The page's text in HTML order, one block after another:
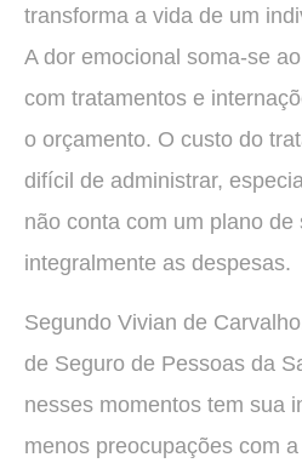
transforma a vida de um
A dor emocional soma-se
com tratamentos e
o orçamento. O custo do
difícil de administrar,
não conta com um plano de
integralmente as despesas.
Segundo Vivian de
de Seguro de Pessoas da
nesses momentos tem sua
menos preocupações com